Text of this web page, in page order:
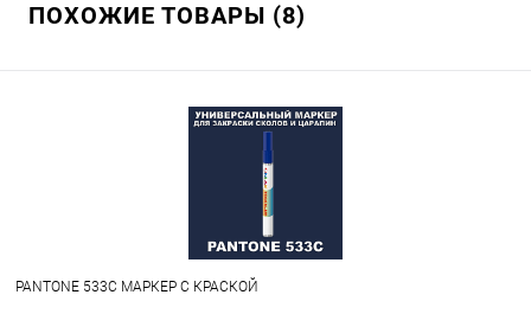
ПОХОЖИЕ ТОВАРЫ (8)
PANTONE 533C МАРКЕР С КРАСКОЙ